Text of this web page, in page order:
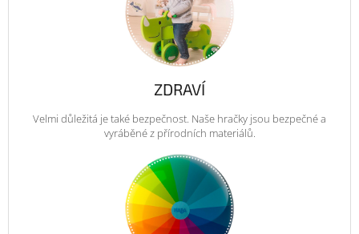
ZDRAVÍ
Velmi důležitá je také bezpečnost. Naše hračky jsou bezpečné a
vyráběné z přírodních materiálů.